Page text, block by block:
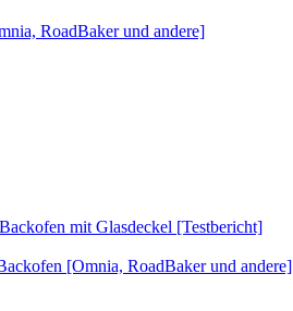
RoadBaker und andere]
mit Glasdeckel [Testbericht]
[Omnia, RoadBaker und andere]